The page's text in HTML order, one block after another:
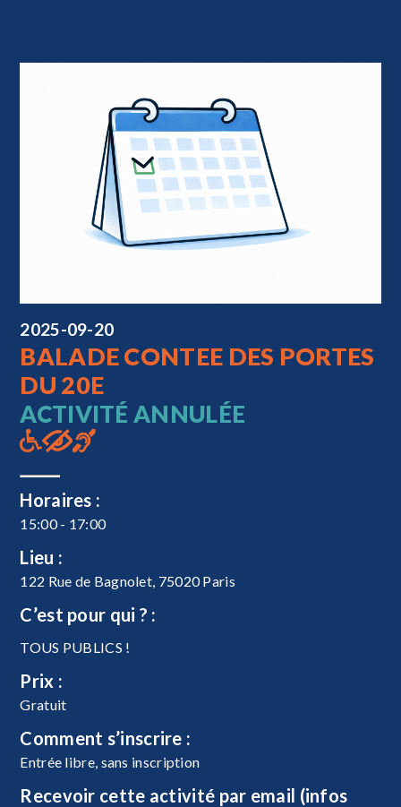
2025-09-20
BALADE CONTEE DES PORTES
DU 20E
ACTIVITÉ ANNULÉE
Horaires :
15:00 - 17:00
Lieu :
122 Rue de Bagnolet, 75020 Paris
C’est pour qui ? :
TOUS PUBLICS !
Prix :
Gratuit
Comment s’inscrire :
Entrée libre, sans inscription
Recevoir cette activité par email (infos